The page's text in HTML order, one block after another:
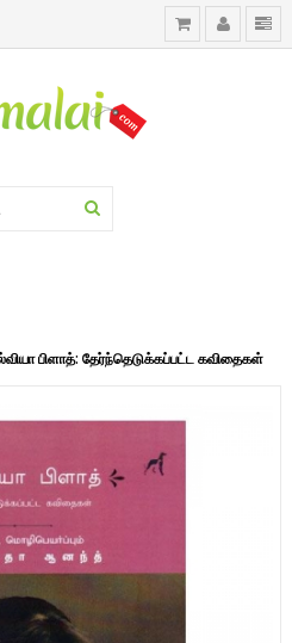
பிளாத்: தேர்ந்தெடுக்கப்பட்ட கவிதைகள்